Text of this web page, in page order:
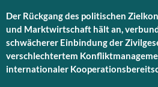
Der Rückgang des politischen
und Marktwirtschaft hält an,
schwächerer Einbindung der
verschlechtertem
internationaler